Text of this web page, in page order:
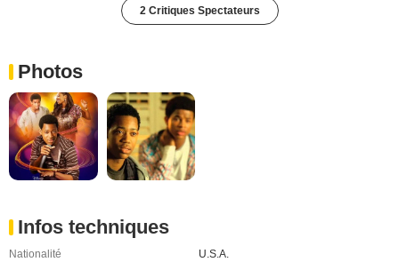
2 Critiques Spectateurs
Photos
Infos techniques
Nationalité
U.S.A.